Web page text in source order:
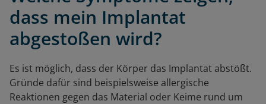
dass mein Implantat
abgestoßen wird?
Es ist möglich, dass der Körper das Implantat abstößt.
Gründe dafür sind beispielsweise allergische
Reaktionen gegen das Material oder Keime rund um